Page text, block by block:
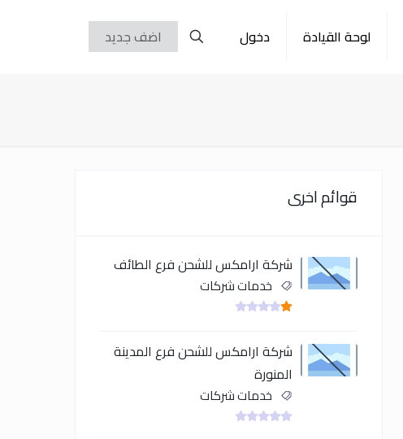
لوحة القيادة دخول اضف جديد
قوائم اخرى
شركة ارامكس للشحن فرع الطائف
خدمات شركات
شركة ارامكس للشحن فرع المدينة
المنورة
خدمات شركات